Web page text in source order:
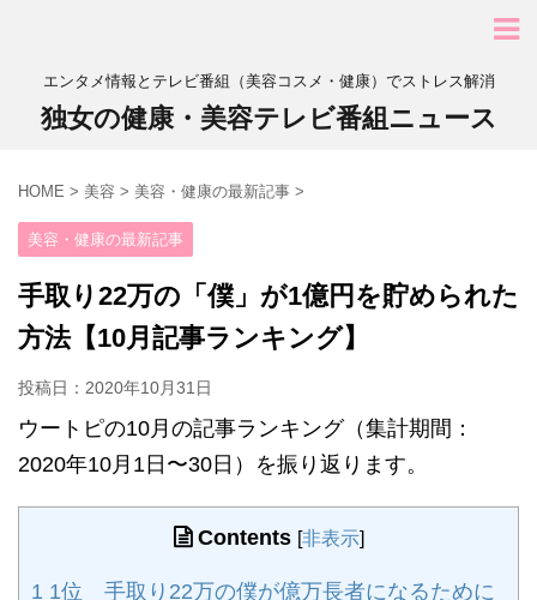
エンタメ情報とテレビ番組（美容コスメ・健康）でストレス解消
独女の健康・美容テレビ番組ニュース
HOME > 美容 > 美容・健康の最新記事 >
美容・健康の最新記事
手取り22万の「僕」が1億円を貯められた
方法【10月記事ランキング】
投稿日： 2020年10月31日
ウートピの10月の記事ランキング（集計期間：
2020年10月1日〜30日）を振り返ります。
Contents [非表示]
1 1位 手取り22万の僕が億万長者になるために